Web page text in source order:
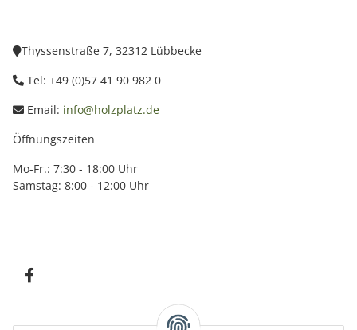
Thyssenstraße 7, 32312 Lübbecke
Tel: +49 (0)57 41 90 982 0
Email: info@holzplatz.de
Öffnungszeiten
Mo-Fr.: 7:30 - 18:00 Uhr
Samstag: 8:00 - 12:00 Uhr